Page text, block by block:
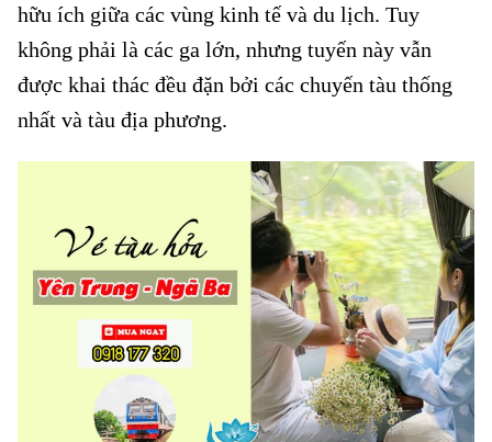
hữu ích giữa các vùng kinh tế và du lịch. Tuy
không phải là các ga lớn, nhưng tuyến này vẫn
được khai thác đều đặn bởi các chuyến tàu thống
nhất và tàu địa phương.